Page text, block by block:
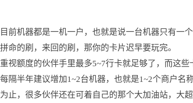
前机器都是一机一户，也就是说一台机器只有一
命的刷，来回的刷，那你的卡片迟早要玩完。
视额度的伙伴手里最多5~7行卡就足够了，而这
隔半年建议增加1~2台机器，也就是1~2个商户名
止，很多伙伴还在可着自己的那个大加油站，大